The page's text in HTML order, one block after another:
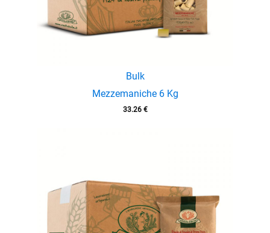
Bulk
Mezzemaniche 6 Kg
33.26 €